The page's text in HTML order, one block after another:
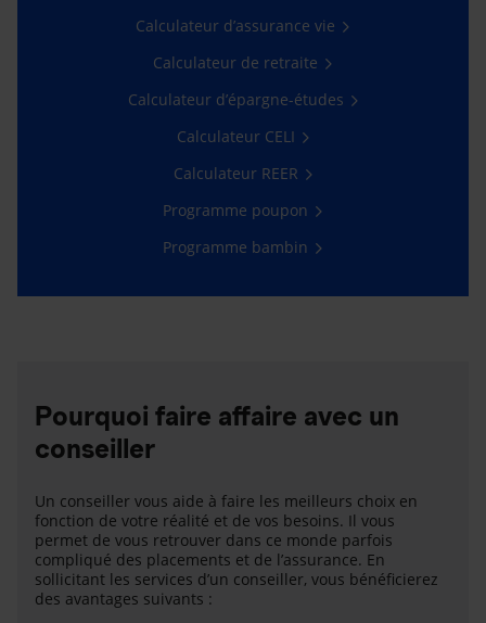
Calculateur d’assurance vie
Calculateur de retraite
Calculateur d’épargne-études
Calculateur CELI
Calculateur REER
Programme poupon
Programme bambin
Pourquoi faire affaire avec un
conseiller
Un conseiller vous aide à faire les meilleurs choix en
fonction de votre réalité et de vos besoins. Il vous
permet de vous retrouver dans ce monde parfois
compliqué des placements et de l’assurance. En
sollicitant les services d’un conseiller, vous bénéficierez
des avantages suivants :